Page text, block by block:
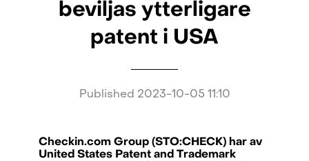
beviljas ytterligare
patent i USA
Published 2023-10-05 11:10
Checkin.com Group (STO:CHECK) har av
United States Patent and Trademark